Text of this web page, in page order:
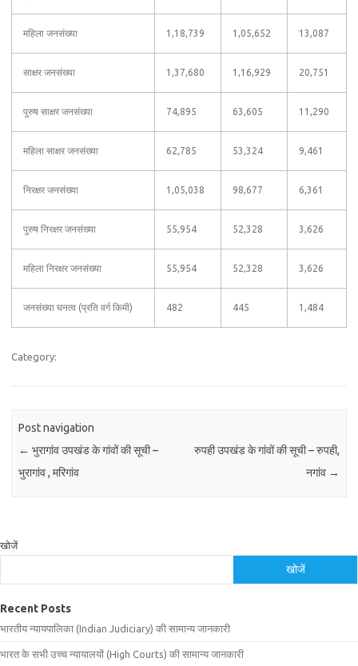
महिला जनसंख्या 1,18,739 1,05,652 13,087
साक्षर जनसंख्या 1,37,680 1,16,929 20,751
पुरुष साक्षर जनसंख्या 74,895 63,605 11,290
महिला साक्षर जनसंख्या 62,785 53,324 9,461
निरक्षर जनसंख्या 1,05,038 98,677 6,361
पुरुष निरक्षर जनसंख्या 55,954 52,328 3,626
महिला निरक्षर जनसंख्या 55,954 52,328 3,626
जनसंख्या घनत्व (प्रति वर्ग किमी) 482 445 1,484
Category:
Post navigation
← भुरागांव उपखंड के गांवों की सूची –
भुरागांव , मरिगांव
रुपही उपखंड के गांवों की सूची – रुपही,
नगांव →
खोजें
खोजें
Recent Posts
भारतीय न्यायपालिका (Indian Judiciary) की सामान्य जानकारी
भारत के सभी उच्च न्यायालयों (High Courts) की सामान्य जानकारी